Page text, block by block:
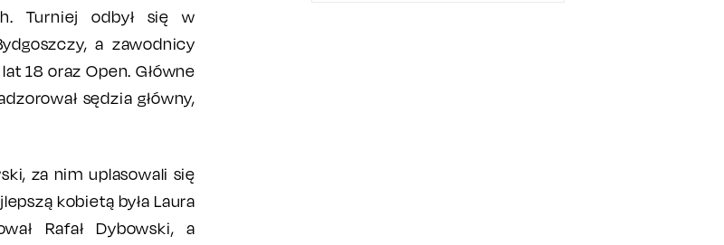
Turniej odbył się w
a zawodnicy
18 oraz Open. Główne
sędzia główny,
za nim uplasowali się
kobietą była Laura
Rafał Dybowski, a